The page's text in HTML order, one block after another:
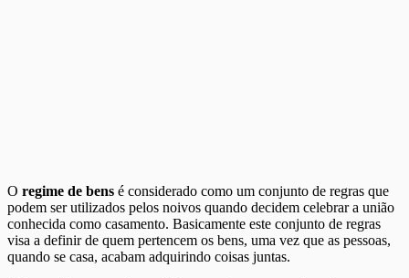
O regime de bens é considerado como um conjunto de regras que
podem ser utilizados pelos noivos quando decidem celebrar a união
conhecida como casamento. Basicamente este conjunto de regras
visa a definir de quem pertencem os bens, uma vez que as pessoas,
quando se casa, acabam adquirindo coisas juntas.